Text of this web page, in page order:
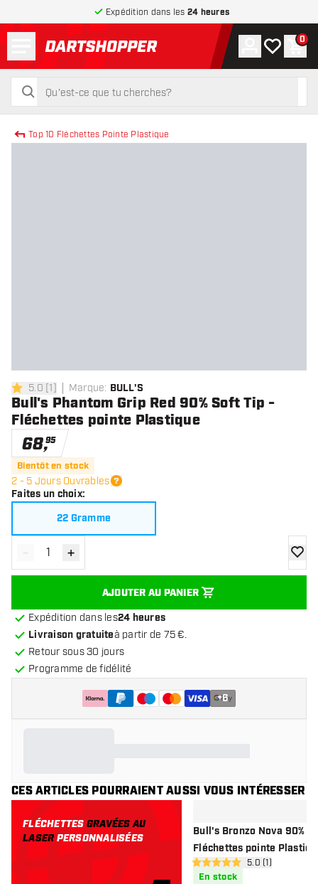
Expédition dans les 24 heures
retour à la page d’accueil
rechercher
rechercher
Compte
Ma liste0
Top 10 Fléchettes Pointe Plastique
5 étoiles de notation
5.0 [1] Marque: BULL'S
Bull's Phantom Grip Red 90% Soft Tip -
Fléchettes pointe Plastique
68,95
Bientôt en stock
2 - 5 Jours Ouvrables
Faites un choix:
22 Gramme
Diminuer la quantité
- Augmenter la quantité
+
AJOUTER AU PANIER
Expédition dans les24 heures
Livraison gratuiteà partir de 75 €.
Retour sous 30 jours
Programme de fidélité
+6
CES ARTICLES POURRAIENT AUSSI VOUS INTÉRESSER
FLÉCHETTES GRAVÉES AU
LASER PERSONNALISÉES
Bull's Bronzo Nova 90%
Fléchettes pointe
ouvrir le
5 étoiles de notation
5.0 (1)
En stock